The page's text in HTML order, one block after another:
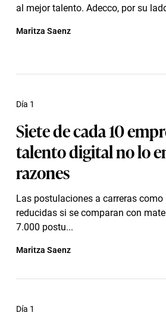
al mejor talento. Adecco, por su
Maritza Saenz
Siete de cada 10
talento digital no lo
razones
Las postulaciones a carreras
reducidas si se comparan con
7.000 postu...
Día 1
Maritza Saenz
Día 1